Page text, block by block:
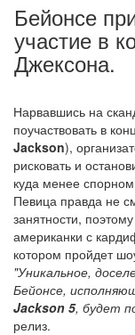
Бейонсе
участие в
Джексона.
Нарвавшись на
поучаствовать в
Jackson),
рисковать и
куда менее
Певица правда не
занятности,
американки с
котором пройдет
"Уникальное,
Бейонсе,
Jackson 5, будет
релиз.